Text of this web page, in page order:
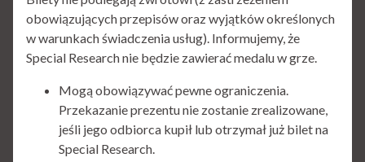
obowiązujących przepisów oraz wyjątków określonych
w warunkach świadczenia usług). Informujemy, że
Special Research nie będzie zawierać medalu w grze.
Mogą obowiązywać pewne ograniczenia.
Przekazanie prezentu nie zostanie zrealizowane,
jeśli jego odbiorca kupił lub otrzymał już bilet na
Special Research.